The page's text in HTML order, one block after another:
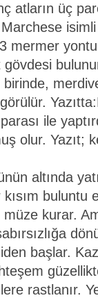
atların üç
mermer
ile
olur. Yazıt;
altında
buluntu
kurar.
başlar.
rastlanır.